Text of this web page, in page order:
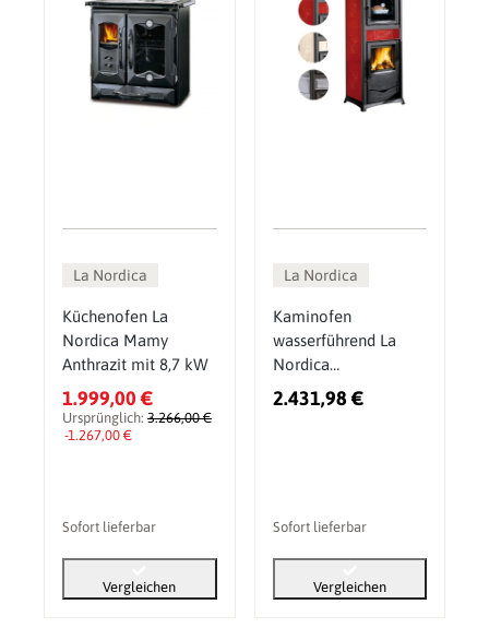
La Nordica
Küchenofen La
Nordica Mamy
Anthrazit mit 8,7 kW
1.999,00 €
Ursprünglich: 3.266,00 €
-1.267,00 €
Sofort lieferbar
Vergleichen
La Nordica
Kaminofen
wasserführend La
Nordica
TermoRossella Plus
Forno DSA.16 11,1
2.431,98 €
Sofort lieferbar
Vergleichen